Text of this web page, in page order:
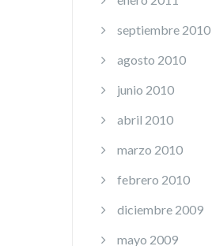
septiembre 2010
agosto 2010
junio 2010
abril 2010
marzo 2010
febrero 2010
diciembre 2009
mayo 2009